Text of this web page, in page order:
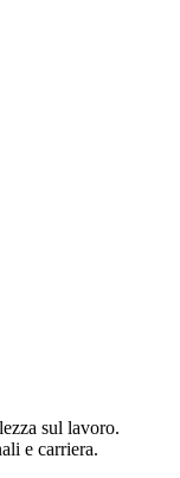
sul lavoro.
e carriera.